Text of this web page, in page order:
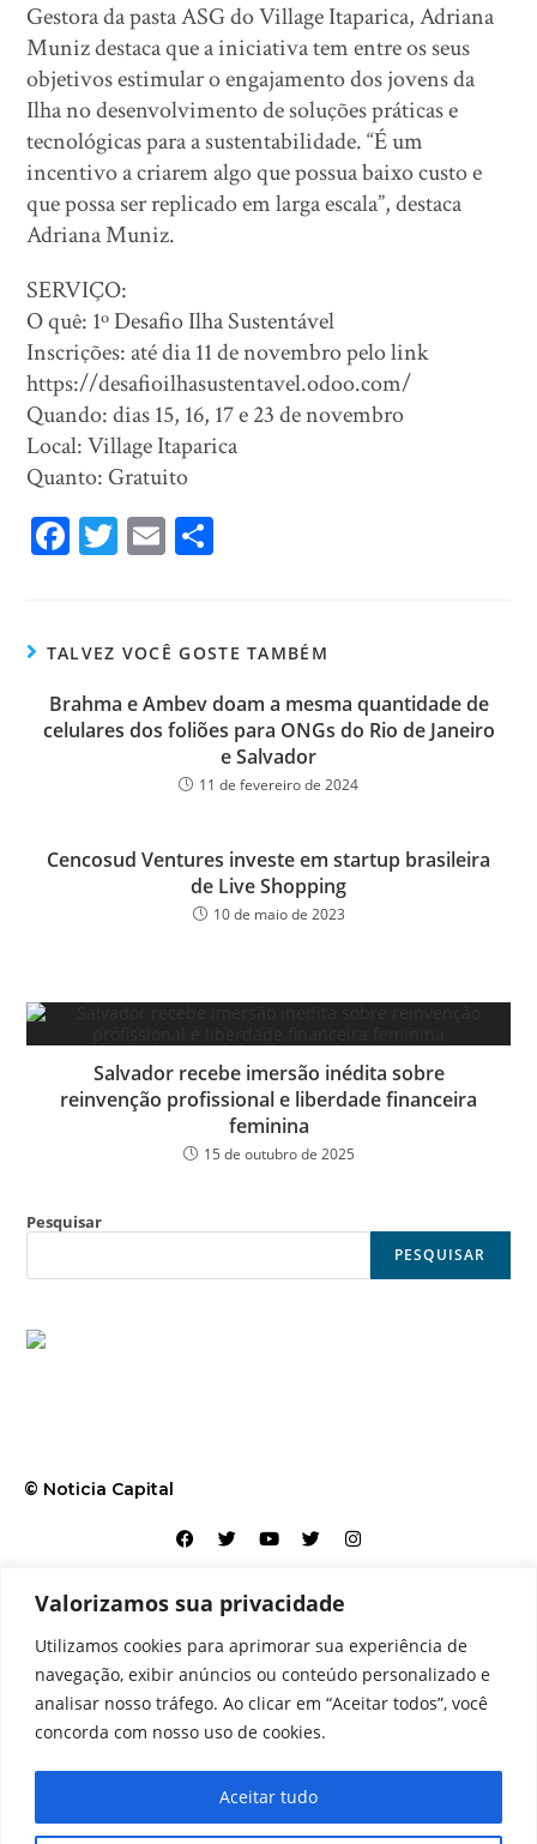
Valorizamos sua privacidade
Utilizamos cookies para aprimorar sua experiência de
navegação, exibir anúncios ou conteúdo personalizado e
analisar nosso tráfego. Ao clicar em “Aceitar todos”, você
concorda com nosso uso de cookies.
Aceitar tudo
Gestora da pasta ASG do Village Itaparica, Adriana
Muniz destaca que a iniciativa tem entre os seus
objetivos estimular o engajamento dos jovens da
Ilha no desenvolvimento de soluções práticas e
tecnológicas para a sustentabilidade. “É um
incentivo a criarem algo que possua baixo custo e
que possa ser replicado em larga escala”, destaca
Adriana Muniz.
SERVIÇO:
O quê: 1º Desafio Ilha Sustentável
Inscrições: até dia 11 de novembro pelo link
https://desafioilhasustentavel.odoo.com/
Quando: dias 15, 16, 17 e 23 de novembro
Local: Village Itaparica
Quanto: Gratuito
Fa
ok
T
er
E
TALVEZ VOCÊ GOSTE TAMBÉM
Brahma e Ambev doam a mesma quantidade de
celulares dos foliões para ONGs do Rio de Janeiro
e Salvador
11 de fevereiro de 2024
Cencosud Ventures investe em startup brasileira
de Live Shopping
10 de maio de 2023
Salvador recebe imersão inédita sobre
reinvenção profissional e liberdade financeira
feminina
15 de outubro de 2025
Pesquisar
PESQUISAR
© Noticia Capital
Contato Home Aviso legal Configurações de cookies
Equipe Perfil Política de cookies Serviços